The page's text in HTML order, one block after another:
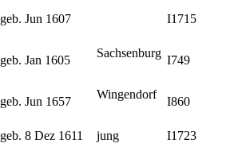
geb. Jun 1607
I1715
geb. Jan 1605
Sachsenburg
I749
geb. Jun 1657
Wingendorf
I860
geb. 8 Dez 1611 jung
I1723